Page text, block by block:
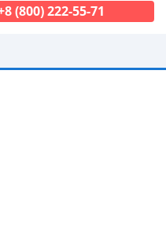
(800) 222-55-71